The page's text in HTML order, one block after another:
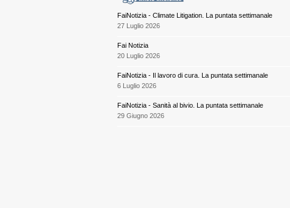
FaiNotizia - Climate Litigation. La puntata settimanale
27 Luglio 2026
Fai Notizia
20 Luglio 2026
FaiNotizia - Il lavoro di cura. La puntata settimanale
6 Luglio 2026
FaiNotizia - Sanità al bivio. La puntata settimanale
29 Giugno 2026